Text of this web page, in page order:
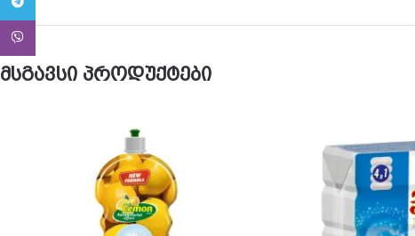
მსგავსი პროდუქტები